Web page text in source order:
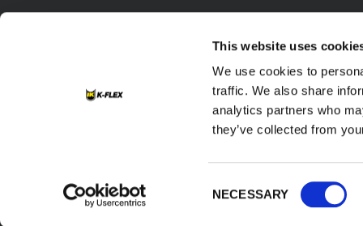
This website uses
We use cookies to
traffic. We also share
analytics partners who
they’ve collected from
Selection
NECESSARY
Polityka Cookie